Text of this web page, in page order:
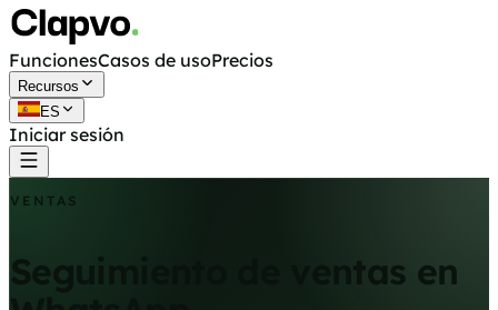
FuncionesCasos de usoPrecios
Recursos
ES
Iniciar sesión
VENTAS
Seguimiento de ventas en